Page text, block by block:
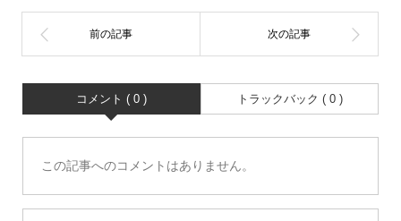
コメント ( 0 ) トラックバック ( 0 )
この記事へのコメントはありません。